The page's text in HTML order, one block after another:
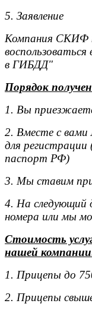
5. Заявление
Компания СКИФ
в ГИБДД"
Порядок
1. Вы
2. Вместе с
для регистрации
паспорт РФ)
3. Мы ставим
4. На следующий
номера или мы
Стоимость
нашей
1. Прицепы до
2. Прицепы